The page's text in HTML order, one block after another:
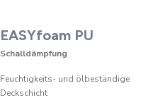
EASYfoam PU
Schalldämpfung
Feuchtigkeits- und ölbeständige
Deckschicht